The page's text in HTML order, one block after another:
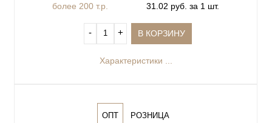
более 200 т.р.
31.02 руб. за 1 шт.
‐ + В КОРЗИНУ
Характеристики ...
ОПТ РОЗНИЦА